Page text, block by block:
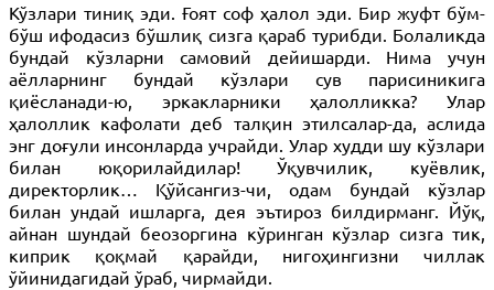
Кўзлари тиниқ эди. Ғоят соф ҳалол эди. Бир жуфт бўм-
бўш ифодасиз бўшлиқ сизга қараб турибди. Болаликда
бундай кўзларни самовий дейишарди. Нима учун
аёлларнинг бундай кўзлари сув парисиникига
қиёсланади-ю, эркакларники ҳалолликка? Улар
ҳалоллик кафолати деб талқин этилсалар-да, аслида
энг доғули инсонларда учрайди. Улар худди шу кўзлари
билан юқорилайдилар! Ўқувчилик, куёвлик,
директорлик… Қўйсангиз-чи, одам бундай кўзлар
билан ундай ишларга, дея эътироз билдирманг. Йўқ,
айнан шундай беозоргина кўринган кўзлар сизга тик,
киприк қоқмай қарайди, нигоҳингизни чиллак
ўйинидагидай ўраб, чирмайди.